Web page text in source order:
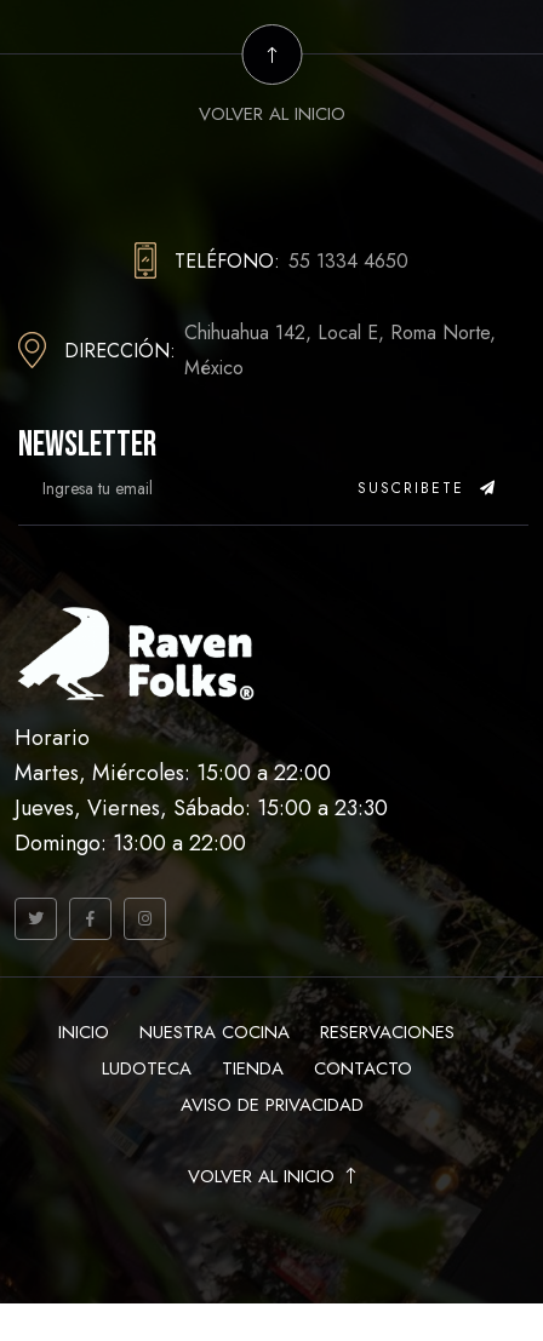
VOLVER AL INICIO
TELÉFONO: 55 1334 4650
DIRECCIÓN:
Chihuahua 142, Local E, Roma Norte,
México
Newsletter
SUSCRIBETE
Horario
Martes, Miércoles: 15:00 a 22:00
Jueves, Viernes, Sábado: 15:00 a 23:30
Domingo: 13:00 a 22:00
INICIO NUESTRA COCINA
RESERVACIONES
LUDOTECA
TIENDA
CONTACTO
AVISO DE PRIVACIDAD
VOLVER AL INICIO